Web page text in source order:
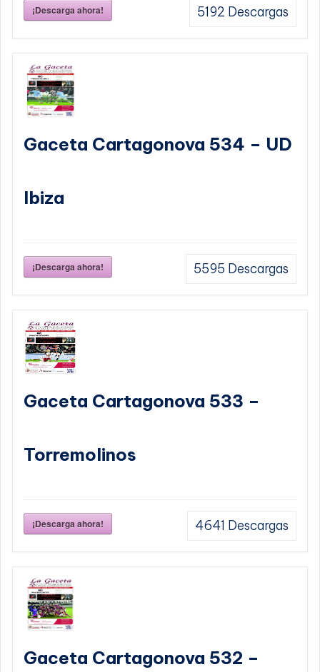
¡Descarga ahora! 5192 Descargas
Gaceta Cartagonova 534 – UD
Ibiza
¡Descarga ahora! 5595 Descargas
Gaceta Cartagonova 533 –
Torremolinos
¡Descarga ahora! 4641 Descargas
Gaceta Cartagonova 532 –